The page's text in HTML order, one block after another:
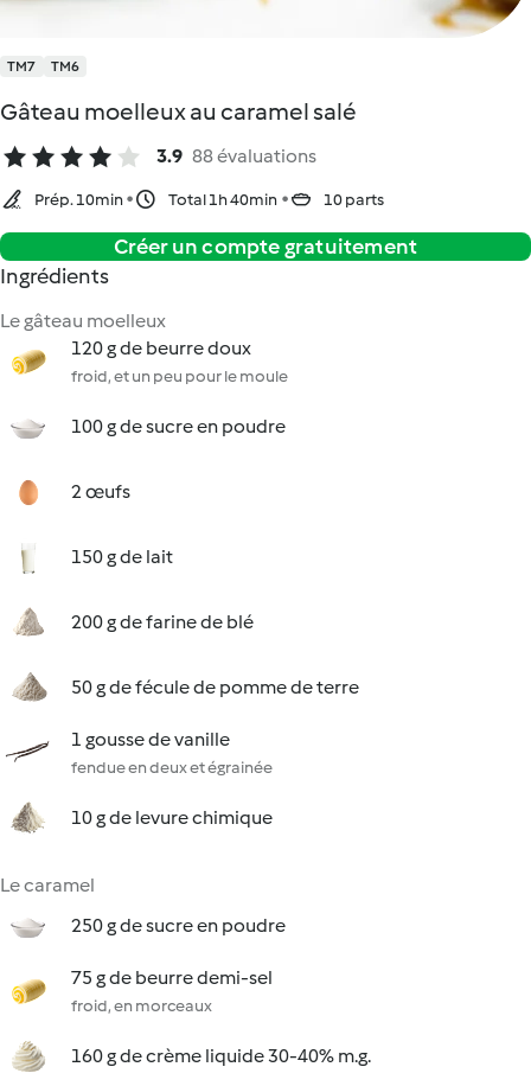
TM7 TM6
Gâteau moelleux au caramel salé
3.9 88 évaluations
Prép. 10min Total 1h 40min 10 parts
Créer un compte gratuitement
Ingrédients
Le gâteau moelleux
120 g de beurre doux
froid, et un peu pour le moule
100 g de sucre en poudre
2 œufs
150 g de lait
200 g de farine de blé
50 g de fécule de pomme de terre
1 gousse de vanille
fendue en deux et égrainée
10 g de levure chimique
Le caramel
250 g de sucre en poudre
75 g de beurre demi-sel
froid, en morceaux
160 g de crème liquide 30-40% m.g.